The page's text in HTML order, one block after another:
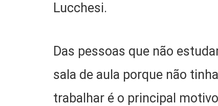
Lucchesi.
Das pessoas que não
sala de aula porque não
trabalhar é o principal